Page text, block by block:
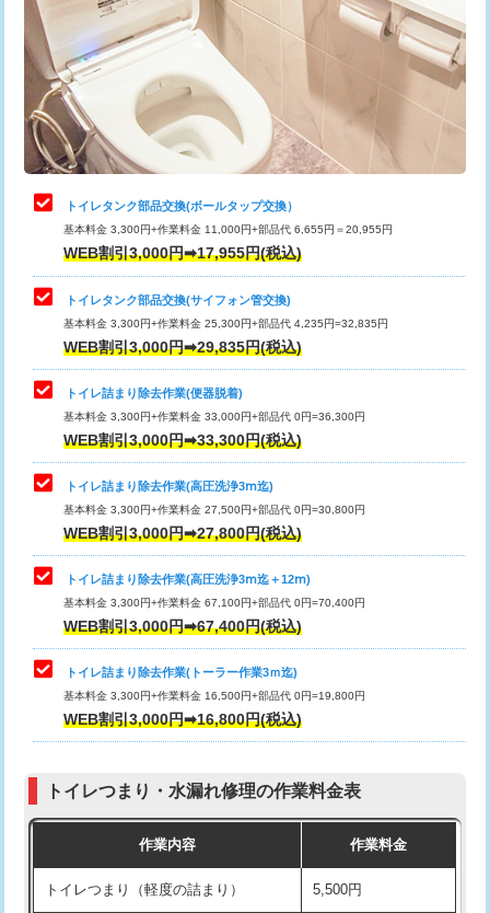
トイレタンク部品交換(ボールタップ交換）
基本料金 3,300円+作業料金 11,000円+部品代 6,655円＝20,955円
WEB割引3,000円➡17,955円(税込)
トイレタンク部品交換(サイフォン管交換)
基本料金 3,300円+作業料金 25,300円+部品代 4,235円=32,835円
WEB割引3,000円➡29,835円(税込)
トイレ詰まり除去作業(便器脱着)
基本料金 3,300円+作業料金 33,000円+部品代 0円=36,300円
WEB割引3,000円➡33,300円(税込)
トイレ詰まり除去作業(高圧洗浄3ⅿ迄)
基本料金 3,300円+作業料金 27,500円+部品代 0円=30,800円
WEB割引3,000円➡27,800円(税込)
トイレ詰まり除去作業(高圧洗浄3ⅿ迄＋12ⅿ)
基本料金 3,300円+作業料金 67,100円+部品代 0円=70,400円
WEB割引3,000円➡67,400円(税込)
トイレ詰まり除去作業(トーラー作業3ｍ迄)
基本料金 3,300円+作業料金 16,500円+部品代 0円=19,800円
WEB割引3,000円➡16,800円(税込)
トイレつまり・水漏れ修理の作業料金表
作業内容 作業料金
トイレつまり（軽度の詰まり） 5,500円